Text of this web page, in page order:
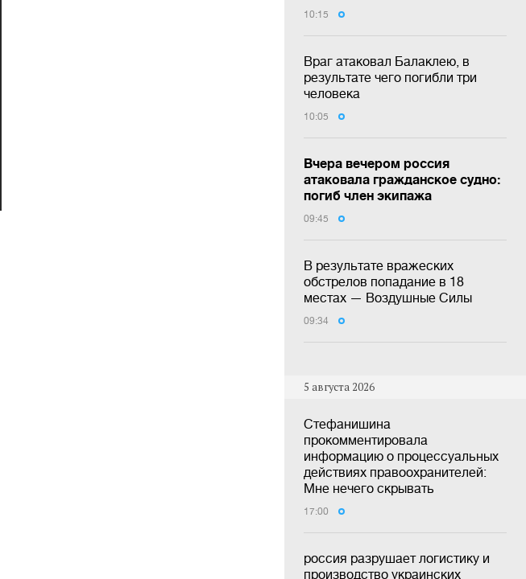
10:15
Враг атаковал Балаклею, в
результате чего погибли три
человека
10:05
Вчера вечером россия
атаковала гражданское судно:
погиб член экипажа
09:45
В результате вражеских
обстрелов попадание в 18
местах — Воздушные Силы
09:34
5 августа 2026
Стефанишина
прокомментировала
информацию о процессуальных
действиях правоохранителей:
Мне нечего скрывать
17:00
россия разрушает логистику и
производство украинских